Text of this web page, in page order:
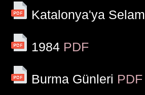
Katalonya'ya Selam
1984 PDF
Burma Günleri PDF